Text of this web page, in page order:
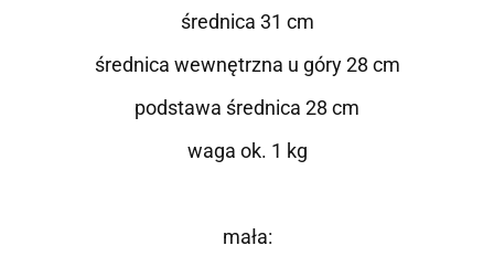
średnica 31 cm
średnica wewnętrzna u góry 28 cm
podstawa średnica 28 cm
waga ok. 1 kg
mała: